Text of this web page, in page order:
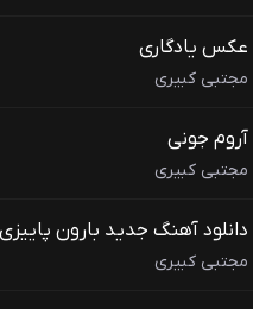
عکس یادگاری
مجتبی کبیری
آروم جونی
مجتبی کبیری
دانلود آهنگ جدید بارون پاییزی
مجتبی کبیری